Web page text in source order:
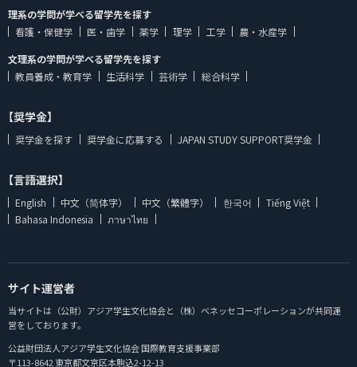
理系の学問が学べる留学先を探す
看護・保健学
医・歯学 薬学 理学 工学
農・水産学
文理系の学問が学べる留学先を探す
教員養成・教育学
生活科学 芸術学 総合科学
【奨学金】
奨学金を探す 奨学金に応募する JAPAN STUDY SUPPORT奨学金
【言語選択】
English 中文（简体字） 中文（繁體字） 한국어
Tiếng Việt
Bahasa Indonesia
ภาษาไทย
サイト運営者
当サイトは（公財）アジア学生文化協会と（株）ベネッセコーポレーションが共同運
営をしております。
公益財団法人アジア学生文化協会 国際教育支援事業部
〒113-8642 東京都文京区本駒込2-12-13